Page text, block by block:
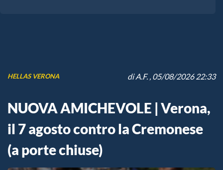
HELLAS VERONA diA.F., 05/08/2026 22:33
NUOVA AMICHEVOLE | Verona,
il 7 agosto contro la Cremonese
(a porte chiuse)